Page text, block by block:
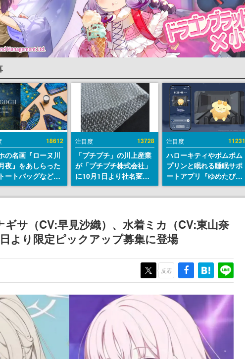
18612
の名画『ローヌ川
夜』をあしらった
ートバッグなどが
8月7日21時より2
定で予約販売
注目度 13728
「プチプチ」の川上産業
が「プチプチ株式会社」
に10月1日より社名変更
へ。創業58年で初めての
変更で、“プチッ”と鳴る
の名前に
注目度 11231
ハローキティやポムポム
プリンと眠れる睡眠サポ
ートアプリ『ゆめたび』
が配信中。キャラごとの
ASMRや目覚ましアラー
ギサ（CV:早見沙織）、水着ミカ（CV:東山奈
より限定ピックアップ募集に登場
反応